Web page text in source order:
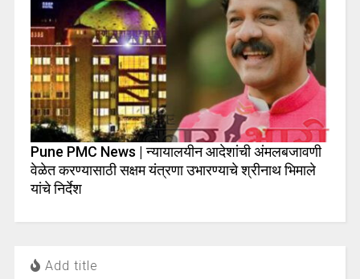
Pune PMC News | न्यायालयीन आदेशांची अंमलबजावणी
वेळेत करण्यासाठी सक्षम यंत्रणा उभारण्याचे श्रीनाथ भिमाले
यांचे निर्देश
Add title